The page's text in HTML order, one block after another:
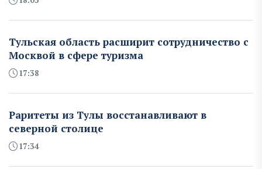
Тульская область расширит сотрудничество с
Москвой в сфере туризма
17:38
Раритеты из Тулы восстанавливают в
северной столице
17:34